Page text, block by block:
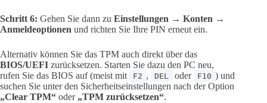
Schritt 6: Gehen Sie dann zu Einstellungen → Konten →
Anmeldeoptionen und richten Sie Ihre PIN erneut ein.
Alternativ können Sie das TPM auch direkt über das
BIOS/UEFI zurücksetzen. Starten Sie dazu den PC neu,
rufen Sie das BIOS auf (meist mit
F2 , DEL oder F10 ) und
suchen Sie unter den Sicherheitseinstellungen nach der Option
„Clear TPM“ oder „TPM zurücksetzen“.